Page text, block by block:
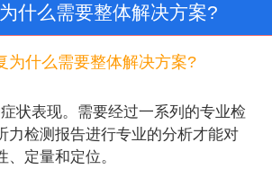
什么需要整体解决方案?
为什么需要整体解决方案?
状表现。需要经过一系列的专业检
力检测报告进行专业的分析才能对
、定量和定位。